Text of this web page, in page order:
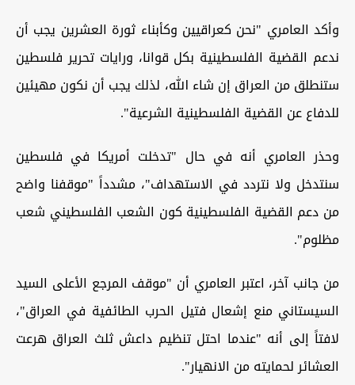
وأكد العامري "نحن كعراقيين وكأبناء ثورة العشرين يجب أن
ندعم القضية الفلسطينية بكل قوانا، ورايات تحرير فلسطين
ستنطلق من العراق إن شاء الله، لذلك يجب أن نكون مهيئين
للدفاع عن القضية الفلسطينية الشرعية".
وحذر العامري أنه في حال "تدخلت أمريكا في فلسطين
سنتدخل ولا نتردد في الاستهداف"، مشدداً "موقفنا واضح
من دعم القضية الفلسطينية كون الشعب الفلسطيني شعب
مظلوم".
من جانب آخر، اعتبر العامري أن "موقف المرجع الأعلى السيد
السيستاني منع إشعال فتيل الحرب الطائفية في العراق"،
لافتاً إلى أنه "عندما احتل تنظيم داعش ثلث العراق هرعت
العشائر لحمايته من الانهيار".